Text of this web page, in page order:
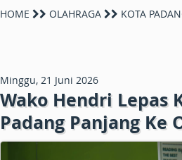
HOME OLAHRAGA KOTA
Minggu, 21 Juni 2026
Wako Hendri Lepas
Padang Panjang Ke